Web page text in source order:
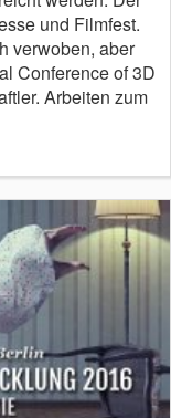
und Filmfest.
verwoben, aber
Conference of 3D
Arbeiten zum